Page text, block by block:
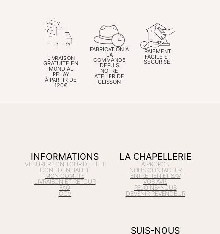
LIVRAISON
GRATUITE EN
MONDIAL
RELAY
À PARTIR DE
120€
FABRICATION À
LA
COMMANDE
DEPUIS
NOTRE
ATELIER DE
CLISSON
PAIEMENT
FACILE ET
SÉCURISÉ.
INFORMATIONS
MESURER SON TOUR DE TETE
CONFIDENTIALITÉ
MON COMPTE
LIVRAISON ET RETOUR
FAQ
CGV
LA CHAPELLERIE
À PROPOS
NOUS CONTACTER
ENTRETIEN ET SAV
VOS AVIS
REJOINS-NOUS
DEVENIR REVENDEUR
SUIS-NOUS